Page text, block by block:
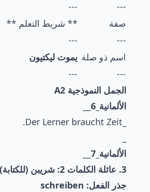
---
---
صفة
** شريط التعلم **
---
---
اسم ذو صلة يموت ليكتيون
---
---
الجمل النموذجية A2
الألمانية_6
الألمانية_7
3. عائلة الكلمات 2: شريبن (للكتابة)
جذر الفعل: schreiben